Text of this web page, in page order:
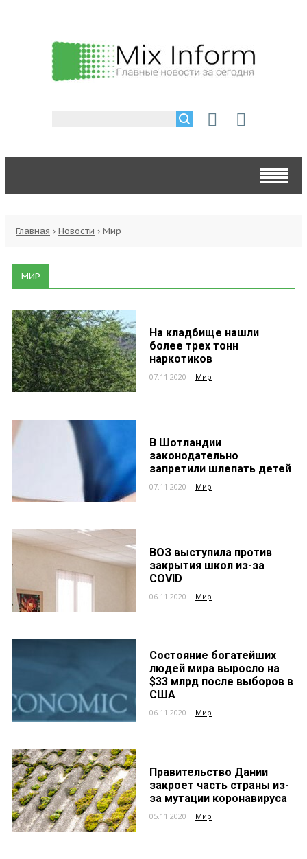
Главная › Новости › Мир
МИР
На кладбище нашли
более трех тонн
наркотиков
07.11.2020 | Мир
В Шотландии
законодательно
запретили шлепать детей
07.11.2020 | Мир
ВОЗ выступила против
закрытия школ из-за
COVID
06.11.2020 | Мир
Состояние богатейших
людей мира выросло на
$33 млрд после выборов в
США
06.11.2020 | Мир
Правительство Дании
закроет часть страны из-
за мутации коронавируса
05.11.2020 | Мир